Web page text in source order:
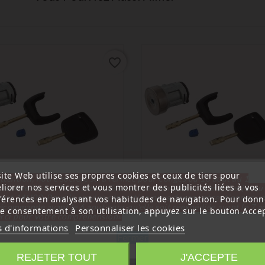
(5/5) sur3note(s)
Antivol De Direction + 2
(5 5 ) sur3note(s)
Neiman Antivol De Direction
Web utilise ses propres cookies et ceux de tiers pour
nos services et vous montrer des publicités liées à vos
en analysant vos habitudes de navigation. Pour
consentement à son utilisation, appuyez sur le bouton
d'informations Personnaliser les cookies
REJETER TOUT J'ACCEPTE
notre société sera fermée pour congés du 10 aout au 1
inclus. Pour cette raison les commandes sont traitées
14H00. Pour le service réparation nous devons réceptionner
avant le 6 aout pour qu'elle soit réexpédiée avant le 7
pour votre compréhension»
Fermer